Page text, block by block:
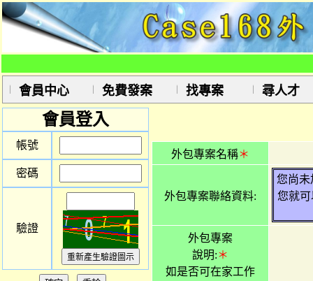
會員中心 免費發案 找專案 尋人才
會員登入
帳號
密碼
驗證
外包專案名稱＊
外包專案聯絡資料:
您尚未
您就
外包專案
說明:＊
如是否可在家工作